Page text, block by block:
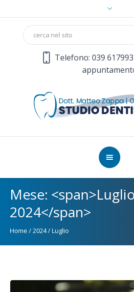
Telefono: 039
Mese: <span>Luglio
2024</span>
Home /2024/Luglio